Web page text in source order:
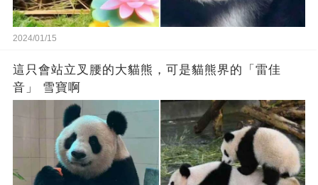
2024/01/15
這只會站立叉腰的大貓熊，可是貓熊界的「雷佳
音」 雪寶啊